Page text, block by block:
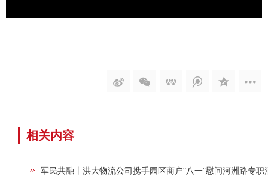
相关内容
军民共融丨洪大物流公司携手园区商户“八一”慰问河洲路专职